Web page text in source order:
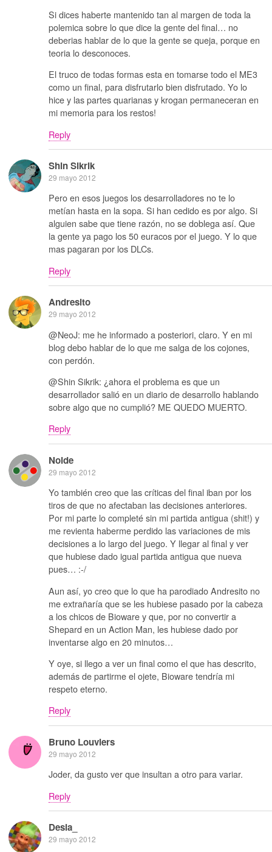
Si dices haberte mantenido tan al margen de toda la
polemica sobre lo que dice la gente del final… no
deberias hablar de lo que la gente se queja, porque en
teoria lo desconoces.
El truco de todas formas esta en tomarse todo el ME3
como un final, para disfrutarlo bien disfrutado. Yo lo
hice y las partes quarianas y krogan permaneceran en
mi memoria para los restos!
Reply
Shin Sikrik
29 mayo 2012
Pero en esos juegos los desarrolladores no te lo
metían hasta en la sopa. Si han cedido es por algo. Si
alguien sabe que tiene razón, no se doblega así. Que
la gente ya pago los 50 euracos por el juego. Y lo que
mas pagaran por los DLCs.
Reply
Andresito
29 mayo 2012
@NeoJ: me he informado a posteriori, claro. Y en mi
blog debo hablar de lo que me salga de los cojones,
con perdón.
@Shin Sikrik: ¿ahora el problema es que un
desarrollador salió en un diario de desarrollo hablando
sobre algo que no cumplió? ME QUEDO MUERTO.
Reply
Noide
29 mayo 2012
Yo también creo que las críticas del final iban por los
tiros de que no afectaban las decisiones anteriores.
Por mi parte lo completé sin mi partida antigua (shit!) y
me revienta haberme perdido las variaciones de mis
decisiones a lo largo del juego. Y llegar al final y ver
que hubiese dado igual partida antigua que nueva
pues… :-/
Aun así, yo creo que lo que ha parodiado Andresito no
me extrañaría que se les hubiese pasado por la cabeza
a los chicos de Bioware y que, por no convertir a
Shepard en un Action Man, les hubiese dado por
inventarse algo en 20 minutos…
Y oye, si llego a ver un final como el que has descrito,
además de partirme el ojete, Bioware tendría mi
respeto eterno.
Reply
Bruno Louviers
29 mayo 2012
Joder, da gusto ver que insultan a otro para variar.
Reply
Desia_
29 mayo 2012